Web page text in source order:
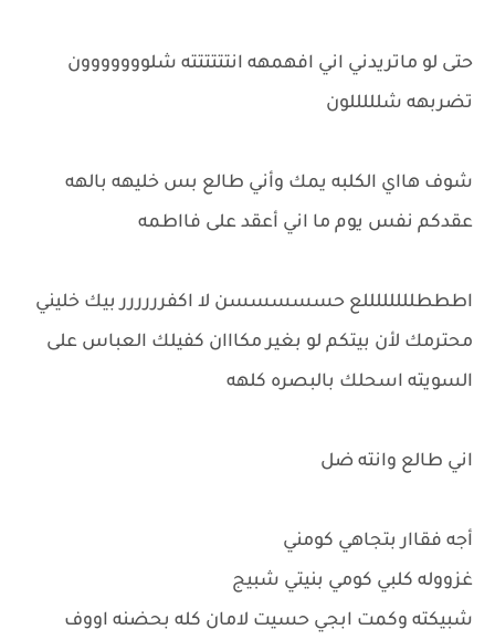
حتى لو ماتريدني اني افهمهه انتتتتتته شلووووووون
تضربهه شلللللون
شوف هااي الكلبه يمك وأني طالع بس خليهه بالهه
عقدكم نفس يوم ما اني أعقد على فااطمه
اطططللللللللع حسسسسسن لا اكفرررررر بيك خليني
محترمك لأن بيتكم لو بغير مكااان كفيلك العباس على
السويته اسحلك بالبصره كلهه
اني طالع وانته ضل
أجه فقاار بتجاهي كومني
غزووله كلبي كومي بنيتي شبيج
شبيكته وكمت ابجي حسيت لامان كله بحضنه اووف